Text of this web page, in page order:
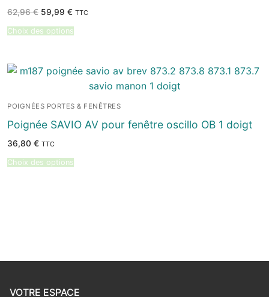
62,96€ Le
prix
initial
était :
59,99 €Le
actuel
est :
TTC
Choix des options
POIGNÉES PORTES & FENÊTRES
Poignée SAVIO AV pour fenêtre oscillo OB 1 doigt
36,80 € TTC
Choix des options
VOTRE ESPACE